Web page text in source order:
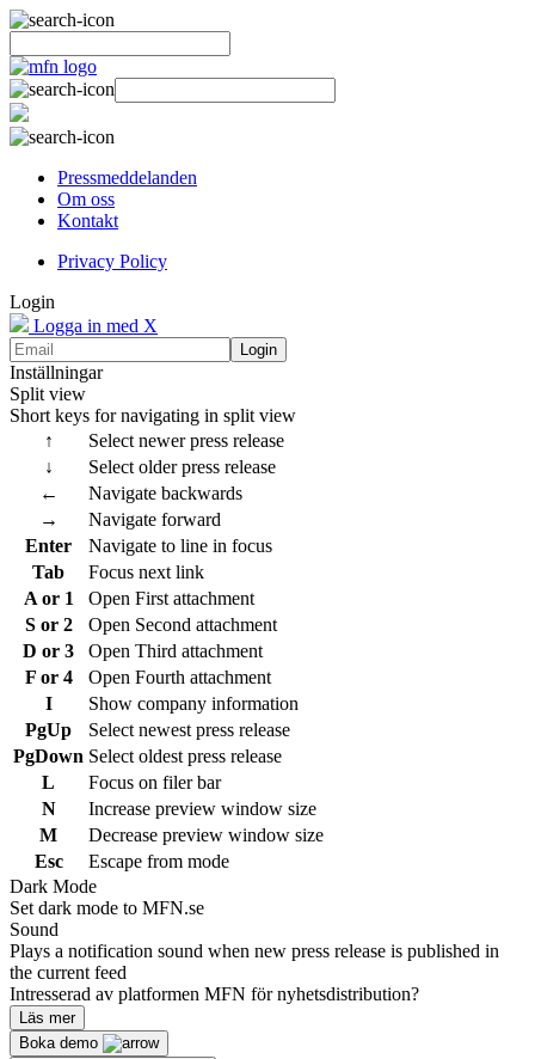
Pressmeddelanden
Om oss
Kontakt
Privacy Policy
Login
Logga in med X
Login
Inställningar
Split view
Short keys for navigating in split view
↑
Select newer press release
↓
Select older press release
←
Navigate backwards
→
Navigate forward
Enter
Navigate to line in focus
Tab
Focus next link
A or 1
Open First attachment
S or 2
Open Second attachment
D or 3
Open Third attachment
F or 4
Open Fourth attachment
I
Show company information
PgUp
Select newest press release
PgDown Select oldest press release
L
Focus on filer bar
N
Increase preview window size
M
Decrease preview window size
Esc
Escape from mode
Dark Mode
Set dark mode to MFN.se
Sound
Plays a notification sound when new press release is published in
the current feed
Intresserad av platformen MFN för nyhetsdistribution?
Läs mer
Boka demo